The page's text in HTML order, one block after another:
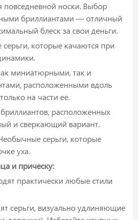
повседневной носки. Выбор
бриллиантами — отличный
блеск за свои деньги.
серьги, которые качаются при
миниатюрными, так и
расположенными вдоль
на части ее.
расположенных
и сверкающий вариант.
серьги, которые
уха.
и прическу:
практически любые стили
серьги, визуально удлиняющие